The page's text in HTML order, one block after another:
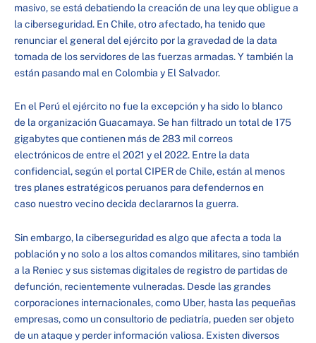
masivo, se está debatiendo la creación de una ley que obligue a
la ciberseguridad. En Chile, otro afectado, ha tenido que
renunciar el general del ejército por la gravedad de la data
tomada de los servidores de las fuerzas armadas. Y también la
están pasando mal en Colombia y El Salvador.
En el Perú el ejército no fue la excepción y ha sido lo blanco
de la organización Guacamaya. Se han filtrado un total de 175
gigabytes que contienen más de 283 mil correos
electrónicos de entre el 2021 y el 2022. Entre la data
confidencial, según el portal CIPER de Chile, están al menos
tres planes estratégicos peruanos para defendernos en
caso nuestro vecino decida declararnos la guerra.
Sin embargo, la ciberseguridad es algo que afecta a toda la
población y no solo a los altos comandos militares, sino también
a la Reniec y sus sistemas digitales de registro de partidas de
defunción, recientemente vulneradas. Desde las grandes
corporaciones internacionales, como Uber, hasta las pequeñas
empresas, como un consultorio de pediatría, pueden ser objeto
de un ataque y perder información valiosa. Existen diversos